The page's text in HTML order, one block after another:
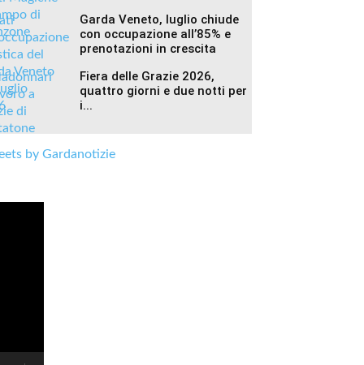
Garda Veneto, luglio chiude
con occupazione all’85% e
prenotazioni in crescita
Fiera delle Grazie 2026,
quattro giorni e due notti per
i...
by Gardanotizie